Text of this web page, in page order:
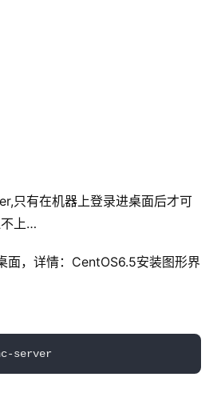
只有在机器上登录进桌面后才可
上…
面，详情：CentOS6.5安装图形界
server